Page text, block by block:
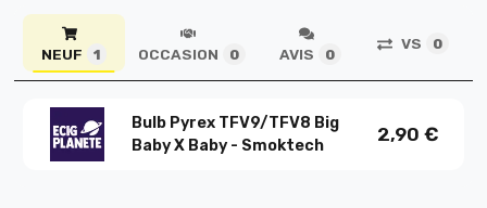
NEUF 1 OCCASION 0 AVIS 0
VS 0
Bulb Pyrex TFV9/TFV8 Big
Baby X Baby - Smoktech
2,90 €